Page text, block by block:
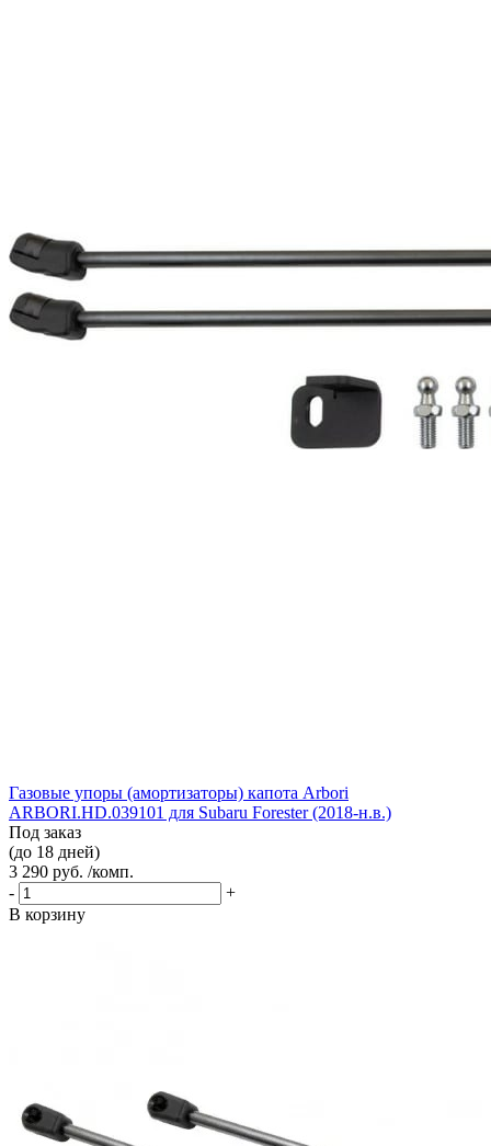
Газовые упоры (амортизаторы) капота Arbori
ARBORI.HD.039101 для Subaru Forester (2018-н.в.)
Под заказ
(до 18 дней)
3 290 руб. /комп.
-
+
В корзину